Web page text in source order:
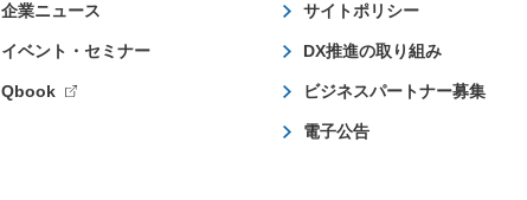
企業ニュース
イベント・セミナー
Qbook
サイトポリシー
DX推進の取り組み
ビジネスパートナー募集
電子公告